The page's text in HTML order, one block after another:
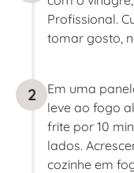
Profissional.
tomar gosto,
2
Em uma
leve ao fogo
frite por 10
lados.
cozinhe em